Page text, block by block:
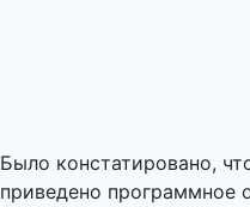
Было констатировано,
приведено программное